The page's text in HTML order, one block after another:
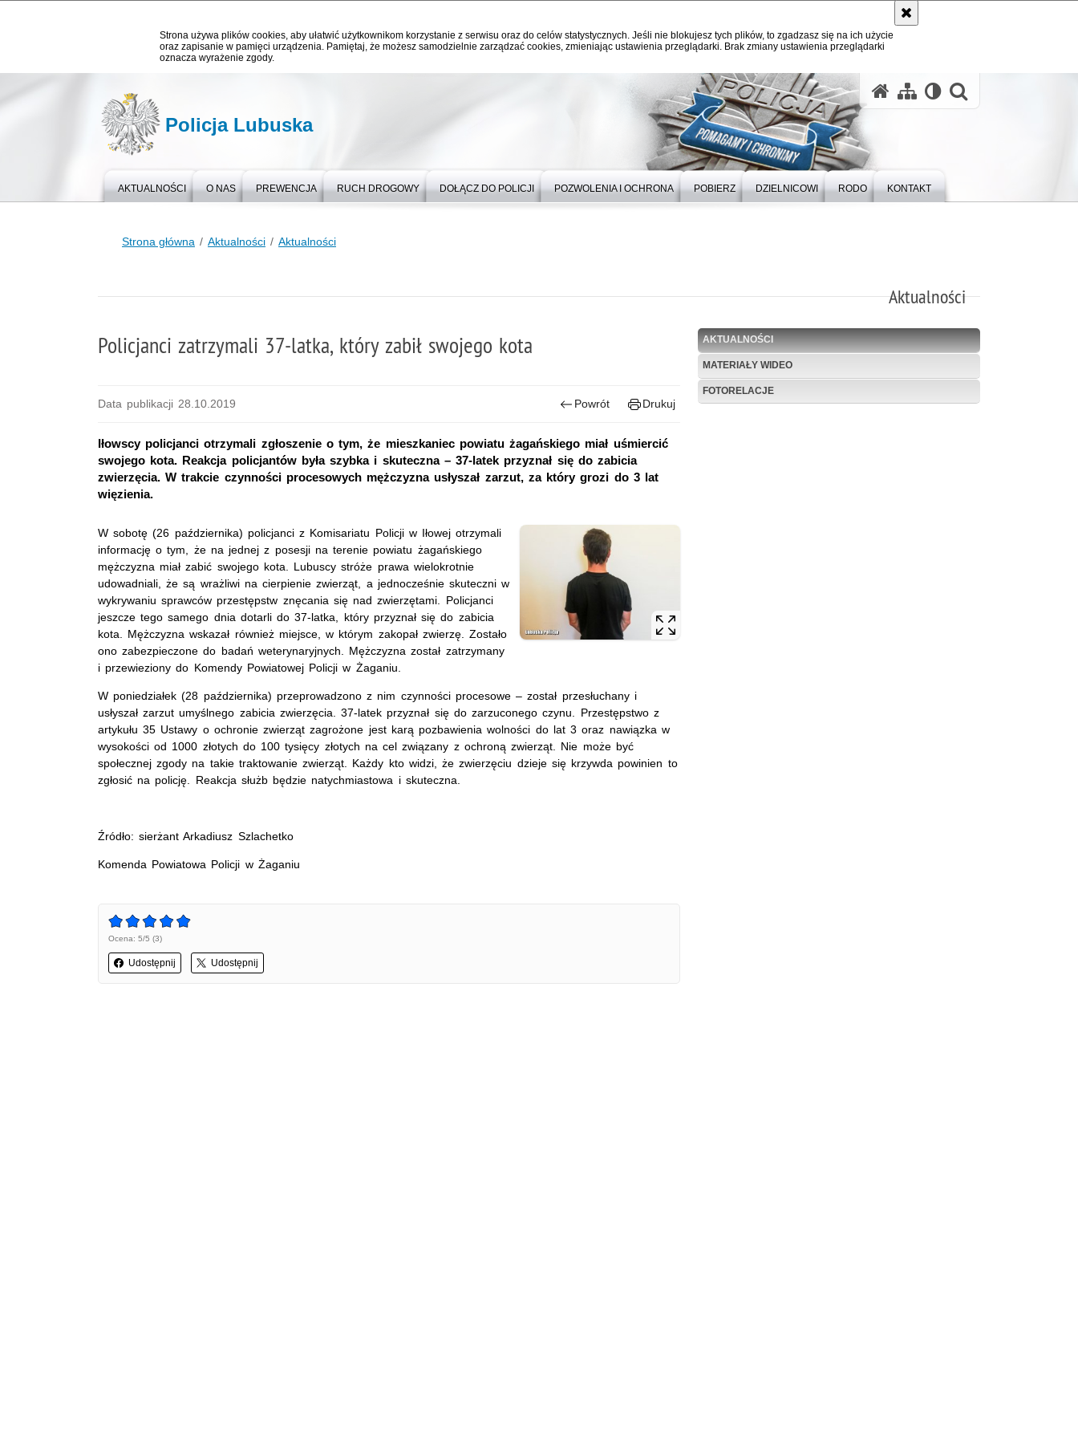
Strona używa plików cookies, aby ułatwić użytkownikom korzystanie z serwisu oraz do celów statystycznych. Jeśli nie blokujesz tych plików, to zgadzasz się na ich użycie
oraz zapisanie w pamięci urządzenia. Pamiętaj, że możesz samodzielnie zarządzać cookies, zmieniając ustawienia przeglądarki. Brak zmiany ustawienia przeglądarki
oznacza wyrażenie zgody.
Policja Lubuska
AKTUALNOŚCI O NAS PREWENCJA RUCH DROGOWY DOŁĄCZ DO POLICJI POZWOLENIA I OCHRONA POBIERZ DZIELNICOWI RODO KONTAKT
Strona główna Aktualności Aktualności
Aktualności
Policjanci zatrzymali 37-latka, który zabił swojego kota
Data publikacji 28.10.2019 Powrót Drukuj
Iłowscy policjanci otrzymali zgłoszenie o tym, że mieszkaniec powiatu żagańskiego miał uśmiercić
swojego kota. Reakcja policjantów była szybka i skuteczna – 37-latek przyznał się do zabicia
zwierzęcia. W trakcie czynności procesowych mężczyzna usłyszał zarzut, za który grozi do 3 lat
więzienia.
W sobotę (26 października) policjanci z Komisariatu Policji w Iłowej otrzymali
informację o tym, że na jednej z posesji na terenie powiatu żagańskiego
mężczyzna miał zabić swojego kota. Lubuscy stróże prawa wielokrotnie
udowadniali, że są wrażliwi na cierpienie zwierząt, a jednocześnie skuteczni w
wykrywaniu sprawców przestępstw znęcania się nad zwierzętami. Policjanci
jeszcze tego samego dnia dotarli do 37-latka, który przyznał się do zabicia
kota. Mężczyzna wskazał również miejsce, w którym zakopał zwierzę. Zostało
ono zabezpieczone do badań weterynaryjnych. Mężczyzna został zatrzymany
i przewieziony do Komendy Powiatowej Policji w Żaganiu.
W poniedziałek (28 października) przeprowadzono z nim czynności procesowe – został przesłuchany i
usłyszał zarzut umyślnego zabicia zwierzęcia. 37-latek przyznał się do zarzuconego czynu. Przestępstwo z
artykułu 35 Ustawy o ochronie zwierząt zagrożone jest karą pozbawienia wolności do lat 3 oraz nawiązka w
wysokości od 1000 złotych do 100 tysięcy złotych na cel związany z ochroną zwierząt. Nie może być
społecznej zgody na takie traktowanie zwierząt. Każdy kto widzi, że zwierzęciu dzieje się krzywda powinien to
zgłosić na policję. Reakcja służb będzie natychmiastowa i skuteczna.
Źródło: sierżant Arkadiusz Szlachetko
Komenda Powiatowa Policji w Żaganiu
Ocena: 5/5 (3)
Udostępnij Udostępnij
AKTUALNOŚCI
MATERIAŁY WIDEO
FOTORELACJE